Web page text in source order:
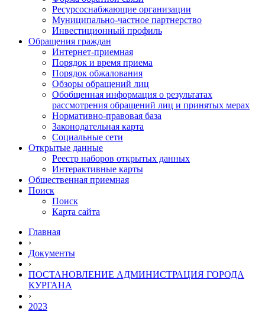
Ресурсоснабжающие организации
Муниципально-частное партнерство
Инвестиционный профиль
Обращения граждан
Интернет-приемная
Порядок и время приема
Порядок обжалования
Обзоры обращений лиц
Обобщенная информация о результатах
рассмотрения обращений лиц и принятых мерах
Нормативно-правовая база
Законодательная карта
Социальные сети
Открытые данные
Реестр наборов открытых данных
Интерактивные карты
Общественная приемная
Поиск
Поиск
Карта сайта
Главная
›
Документы
›
ПОСТАНОВЛЕНИЕ АДМИНИСТРАЦИЯ ГОРОДА
КУРГАНА
›
2023